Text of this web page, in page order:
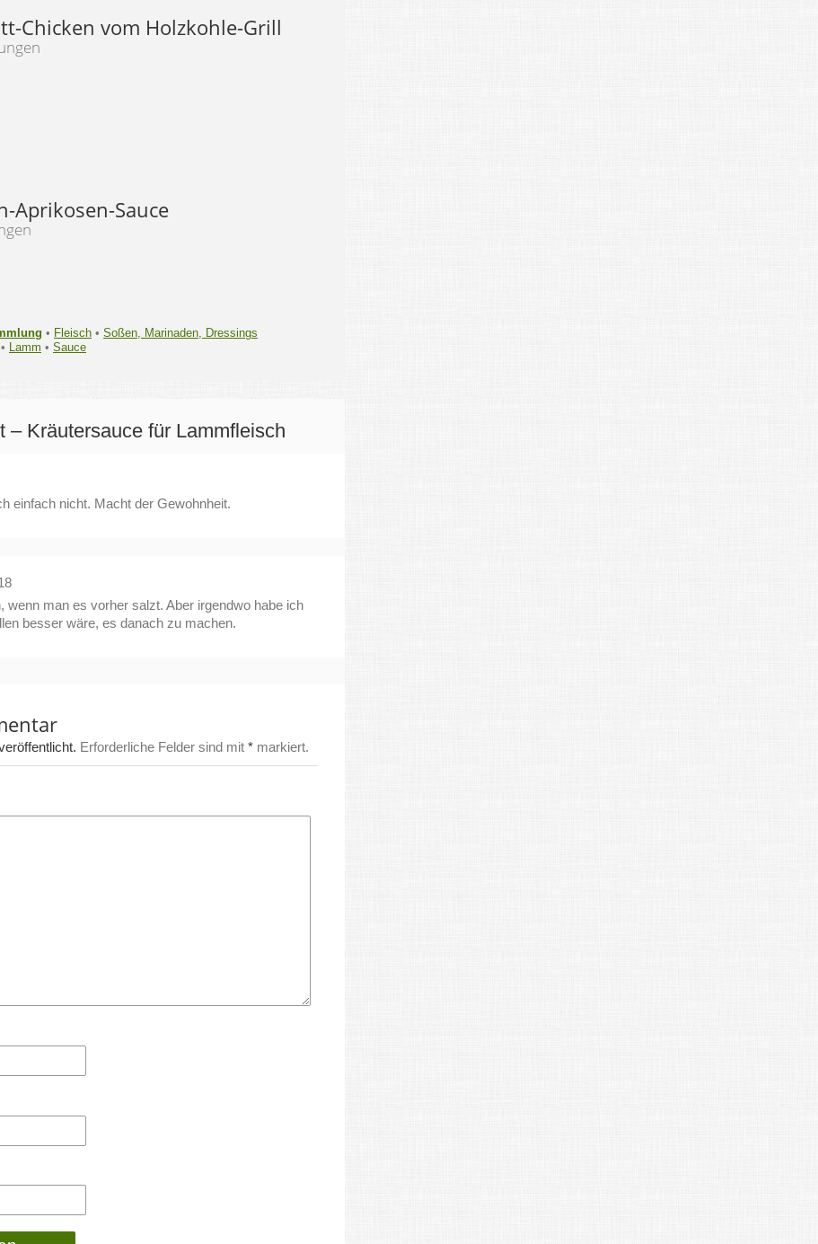
Chicken vom Holzkohle-Grill
Aprikosen-Sauce
• Fleisch • Soßen, Marinaden, Dressings
• Lamm • Sauce
– Kräutersauce für Lammfleisch
einfach nicht. Macht der Gewohnheit.
man es vorher salzt. Aber irgendwo habe ich
besser wäre, es danach zu machen.
Erforderliche Felder sind mit * markiert.